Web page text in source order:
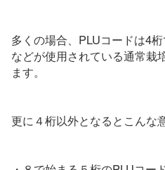
多くの場合、PLUコードは4
などが使用されている通常栽
ます。
更に４桁以外となるとこんな